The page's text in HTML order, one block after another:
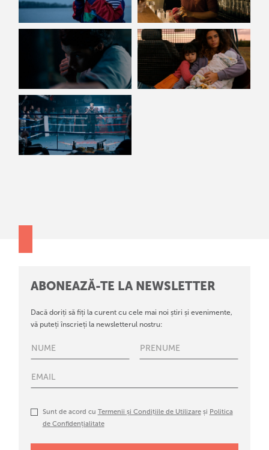
ABONEAZĂ-TE LA NEWSLETTER
Dacă doriți să fiți la curent cu cele mai noi știri și evenimente,
vă puteți înscrieți la newsletterul nostru:
Sunt de acord cu Termenii și Condițiile de Utilizareși Politica
de Confidențialitate